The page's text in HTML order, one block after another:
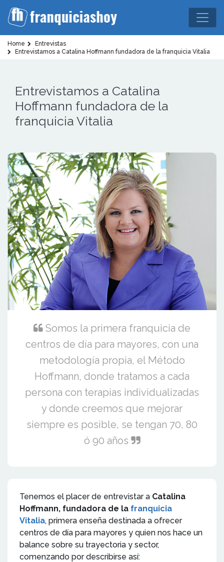
Home
Entrevistas
Entrevistamos a Catalina Hoffmann fundadora de la franquicia Vitalia
Entrevistamos a Catalina
Hoffmann fundadora de la
franquicia Vitalia
Somos la primera franquicia de
centros de día para mayores, con una
metodología propia, el Método
Hoffmann, donde tratamos a cada
persona con terapias individualizadas
y donde creemos que mejorar
siempre es posible, se tengan 70, 80
ó 90 años
Tenemos el placer de entrevistar a Catalina
Hoffmann, fundadora de la franquicia
Vitalia, primera enseña destinada a ofrecer
centros de día para mayores y quien nos hace un
balance sobre su trayectoria y sector,
comenzando por describirse así: